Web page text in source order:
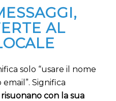
AL
solo “usare il nome
Significa
con la sua